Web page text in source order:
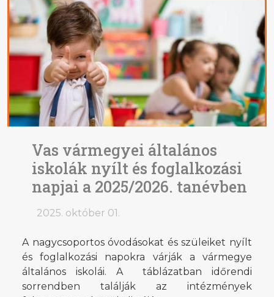
Vas vármegyei általános
iskolák nyílt és foglalkozási
napjai a 2025/2026. tanévben
2025. október 01.
A nagycsoportos óvodásokat és szüleiket nyílt
és foglalkozási napokra várják a vármegye
általános iskolái. A táblázatban időrendi
sorrendben találják az intézmények